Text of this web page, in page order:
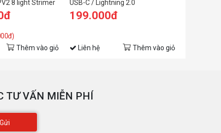
8 light Strimer
Thêm vào giỏ
USB-C / Lightning 2.0
199.000đ
Liên hệ Thêm vào giỏ
TƯ VẤN MIỄN PHÍ
Gửi